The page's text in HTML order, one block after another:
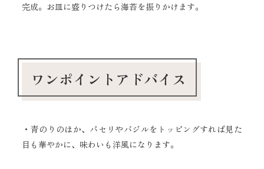
完成。お皿に盛りつけたら海苔を振りかけます。
ワンポイントアドバイス
・青のりのほか、パセリやバジルをトッピングすれば見た
目も華やかに、味わいも洋風になります。